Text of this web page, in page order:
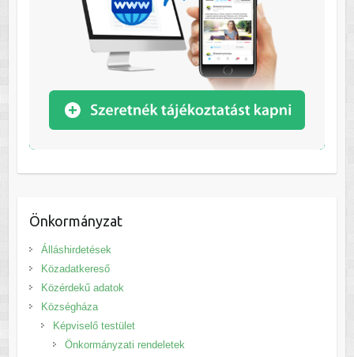
Önkormányzat
Álláshirdetések
Közadatkereső
Közérdekű adatok
Községháza
Képviselő testület
Önkormányzati rendeletek